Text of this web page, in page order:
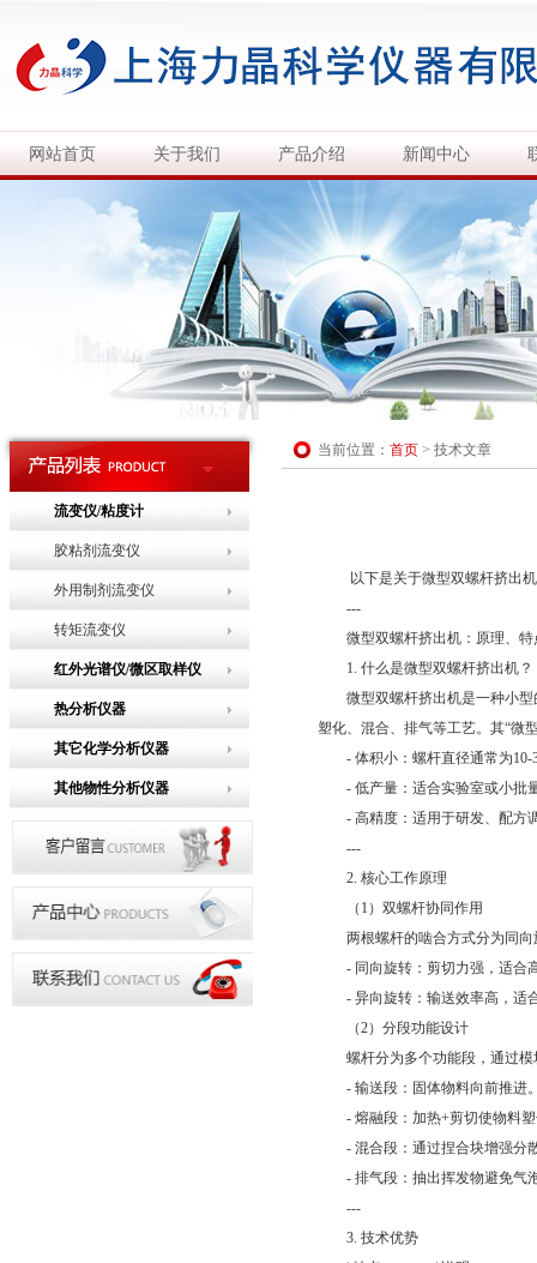
网站首页 关于我们 产品介绍 新闻中心
流变仪/粘度计
胶粘剂流变仪
外用制剂流变仪
转矩流变仪
红外光谱仪/微区取样仪
热分析仪器
其它化学分析仪器
其他物性分析仪器
当前位置： 首页 > 技术文章
以下是关于微型双螺杆挤出机
---
微型双螺杆挤出机：原理、特
1. 什么是微型双螺杆挤出机？
微型双螺杆挤出机是一种小型
塑化、混合、排气等工艺。其“微
- 体积小：螺杆直径通常为10-
- 低产量：适合实验室或小批量
- 高精度：适用于研发、配方
---
2. 核心工作原理
（1）双螺杆协同作用
两根螺杆的啮合方式分为同向
- 同向旋转：剪切力强，适合
- 异向旋转：输送效率高，适
（2）分段功能设计
螺杆分为多个功能段，通过模
- 输送段：固体物料向前推进
- 熔融段：加热+剪切使物料塑
- 混合段：通过捏合块增强分
- 排气段：抽出挥发物避免气
---
3. 技术优势